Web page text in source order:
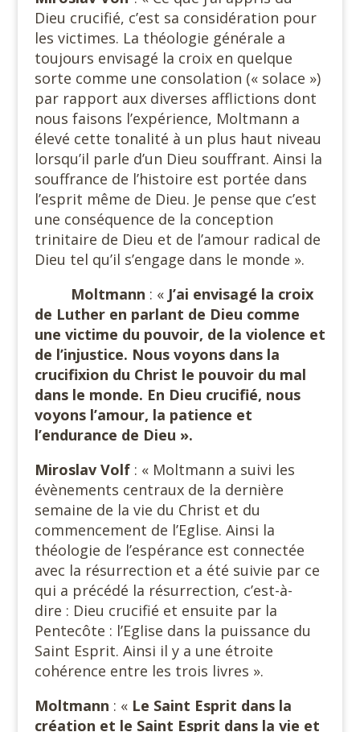
Dieu crucifié, c’est sa considération pour
les victimes. La théologie générale a
toujours envisagé la croix en quelque
sorte comme une consolation (« solace »)
par rapport aux diverses afflictions dont
nous faisons l’expérience, Moltmann a
élevé cette tonalité à un plus haut niveau
lorsqu’il parle d’un Dieu souffrant. Ainsi la
souffrance de l’histoire est portée dans
l’esprit même de Dieu. Je pense que c’est
une conséquence de la conception
trinitaire de Dieu et de l’amour radical de
Dieu tel qu’il s’engage dans le monde ».
Moltmann : « J’ai envisagé la croix
de Luther en parlant de Dieu comme
une victime du pouvoir, de la violence et
de l’injustice. Nous voyons dans la
crucifixion du Christ le pouvoir du mal
dans le monde. En Dieu crucifié, nous
voyons l’amour, la patience et
l’endurance de Dieu ».
Miroslav Volf : « Moltmann a suivi les
évènements centraux de la dernière
semaine de la vie du Christ et du
commencement de l’Eglise. Ainsi la
théologie de l’espérance est connectée
avec la résurrection et a été suivie par ce
qui a précédé la résurrection, c’est-à-
dire : Dieu crucifié et ensuite par la
Pentecôte : l’Eglise dans la puissance du
Saint Esprit. Ainsi il y a une étroite
cohérence entre les trois livres ».
Moltmann : « Le Saint Esprit dans la
création et le Saint Esprit dans la vie et